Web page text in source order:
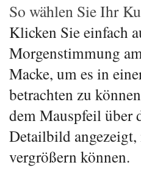
So wählen Sie Ihr
Klicken Sie einfach
Morgenstimmung
Macke, um es in
betrachten zu
dem Mauspfeil über
Detailbild
vergrößern können.